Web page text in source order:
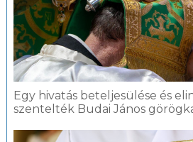
Egy hivatás beteljesülése és
szentelték Budai János